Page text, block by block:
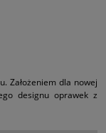
Założeniem dla nowej
designu oprawek z